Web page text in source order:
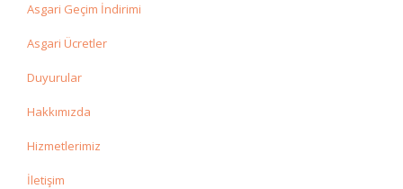
Asgari Geçim İndirimi
Asgari Ücretler
Duyurular
Hakkımızda
Hizmetlerimiz
İletişim